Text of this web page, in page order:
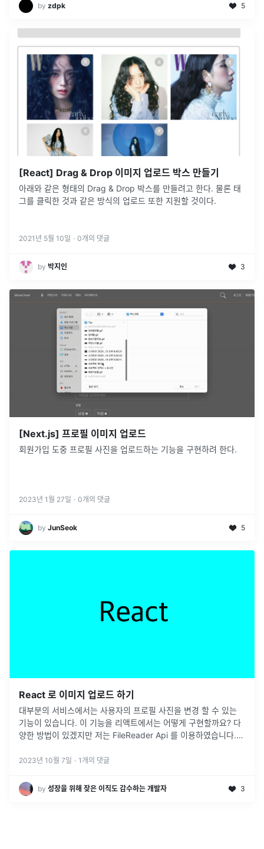
by zdpk 5
[React] Drag & Drop 이미지 업로드 박스 만들기
아래와 같은 형태의 Drag & Drop 박스를 만들려고 한다. 물론 태
그를 클릭한 것과 같은 방식의 업로드 또한 지원할 것이다.
2021년 5월 10일 · 0개의 댓글
by 박지인 3
[Next.js] 프로필 이미지 업로드
회원가입 도중 프로필 사진을 업로드하는 기능을 구현하려 한다.
2023년 1월 27일 · 0개의 댓글
by JunSeok 5
React 로 이미지 업로드 하기
대부분의 서비스에서는 사용자의 프로필 사진을 변경 할 수 있는
기능이 있습니다. 이 기능을 리액트에서는 어떻게 구현할까요? 다
양한 방법이 있겠지만 저는 FileReader Api 를 이용하였습니다.
사진을 ...
2023년 10월 7일 · 1 개의 댓글
by 성장을 위해 잦은 이직도 감수하는 개발자 3